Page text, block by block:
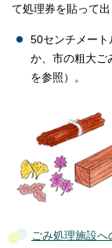
て処理券を貼って出
50センチメート
か、市の粗大ご
を参照）。
ごみ処理施設へ